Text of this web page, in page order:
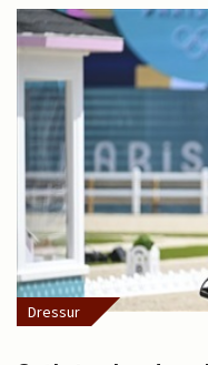
Dressur